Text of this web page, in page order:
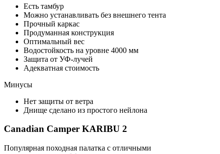
Есть тамбур
Можно устанавливать без внешнего тента
Прочный каркас
Продуманная конструкция
Оптимальный вес
Водостойкость на уровне 4000 мм
Защита от УФ-лучей
Адекватная стоимость
Минусы
Нет защиты от ветра
Днище сделано из простого нейлона
Canadian Camper KARIBU 2
Популярная походная палатка с отличными